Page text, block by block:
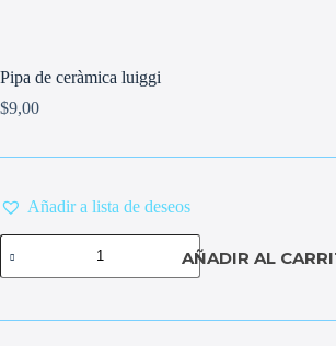
Pipa de ceràmica luiggi
$9,00
Añadir a lista de deseos
Pipa
de
ceràmica
cantidad
AÑADIR AL